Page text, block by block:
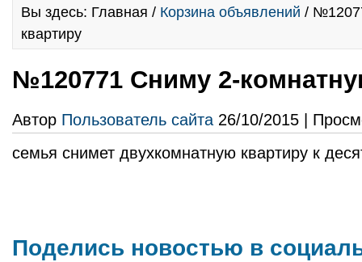
Вы здесь: Главная / Корзина объявлений /
квартиру
№120771 Сниму 2-
Автор Пользователь сайта 26/10/2015 |
семья снимет двухкомнатную квартиру к
Поделись новостью в